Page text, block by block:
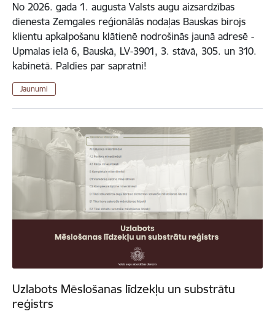
No 2026. gada 1. augusta Valsts augu aizsardzības
dienesta Zemgales reģionālās nodaļas Bauskas birojs
klientu apkalpošanu klātienē nodrošinās jaunā adresē -
Upmalas ielā 6, Bauskā, LV-3901, 3. stāvā, 305. un 310.
kabinetā. Paldies par sapratni!
Jaunumi
Uzlabots Mēslošanas līdzekļu un substrātu
reģistrs